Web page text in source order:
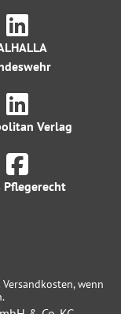
Verlag
Pflegerecht
wenn